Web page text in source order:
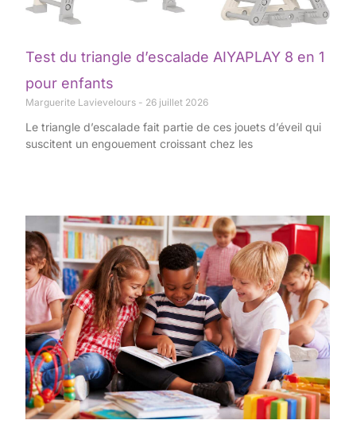
Test du triangle d’escalade AIYAPLAY 8 en 1
pour enfants
Marguerite Lavievelours 26 juillet 2026
Le triangle d’escalade fait partie de ces jouets d’éveil qui
suscitent un engouement croissant chez les